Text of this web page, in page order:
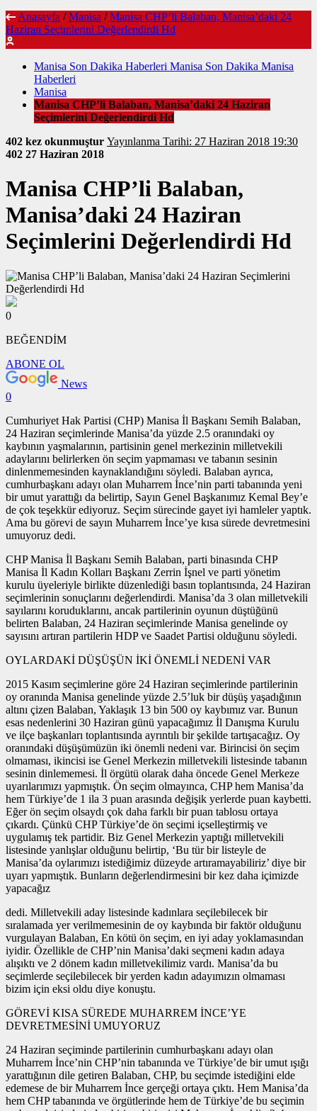
Anasayfa / Manisa / Manisa CHP’li Balaban, Manisa’daki 24
Haziran Seçimlerini Değerlendirdi Hd
Manisa Son Dakika Haberleri Manisa Son Dakika Manisa
Haberleri
Manisa
Manisa CHP’li Balaban, Manisa’daki 24 Haziran
Seçimlerini Değerlendirdi Hd
402 kez okunmuştur Yayınlanma Tarihi: 27 Haziran 2018 19:30
402 27 Haziran 2018
Manisa CHP’li Balaban,
Manisa’daki 24 Haziran
Seçimlerini Değerlendirdi Hd
0
BEĞENDİM
ABONE OL
News
0
Cumhuriyet Hak Partisi (CHP) Manisa İl Başkanı Semih Balaban,
24 Haziran seçimlerinde Manisa’da yüzde 2.5 oranındaki oy
kaybının yaşmalarının, partisinin genel merkezinin milletvekili
adaylarını belirlerken ön seçim yapmaması ve tabanın sesinin
dinlenmemesinden kaynaklandığını söyledi. Balaban ayrıca,
cumhurbaşkanı adayı olan Muharrem İnce’nin parti tabanında yeni
bir umut yarattığı da belirtip, Sayın Genel Başkanımız Kemal Bey’e
de çok teşekkür ediyoruz. Seçim sürecinde gayet iyi hamleler yaptık.
Ama bu görevi de sayın Muharrem İnce’ye kısa sürede devretmesini
umuyoruz dedi.
CHP Manisa İl Başkanı Semih Balaban, parti binasında CHP
Manisa İl Kadın Kolları Başkanı Zerrin İşnel ve parti yönetim
kurulu üyeleriyle birlikte düzenlediği basın toplantısında, 24 Haziran
seçimlerinin sonuçlarını değerlendirdi. Manisa’da 3 olan milletvekili
sayılarını koruduklarını, ancak partilerinin oyunun düştüğünü
belirten Balaban, 24 Haziran seçimlerinde Manisa genelinde oy
sayısını artıran partilerin HDP ve Saadet Partisi olduğunu söyledi.
OYLARDAKİ DÜŞÜŞÜN İKİ ÖNEMLİ NEDENİ VAR
2015 Kasım seçimlerine göre 24 Haziran seçimlerinde partilerinin
oy oranında Manisa genelinde yüzde 2.5’luk bir düşüş yaşadığının
altını çizen Balaban, Yaklaşık 13 bin 500 oy kaybımız var. Bunun
esas nedenlerini 30 Haziran günü yapacağımız İl Danışma Kurulu
ve ilçe başkanları toplantısında ayrıntılı bir şekilde tartışacağız. Oy
oranındaki düşüşümüzün iki önemli nedeni var. Birincisi ön seçim
olmaması, ikincisi ise Genel Merkezin milletvekili listesinde tabanın
sesinin dinlememesi. İl örgütü olarak daha öncede Genel Merkeze
uyarılarımızı yapmıştık. Ön seçim olmayınca, CHP hem Manisa’da
hem Türkiye’de 1 ila 3 puan arasında değişik yerlerde puan kaybetti.
Eğer ön seçim olsaydı çok daha farklı bir puan tablosu ortaya
çıkardı. Çünkü CHP Türkiye’de ön seçimi içselleştirmiş ve
uygulamış tek partidir. Biz Genel Merkezin yaptığı milletvekili
listesinde yanlışlar olduğunu belirtip, ‘Bu tür bir listeyle de
Manisa’da oylarımızı istediğimiz düzeyde artıramayabiliriz’ diye bir
uyarı yapmıştık. Bunların değerlendirmesini bir kez daha içimizde
yapacağız
dedi. Milletvekili aday listesinde kadınlara seçilebilecek bir
sıralamada yer verilmemesinin de oy kaybında bir faktör olduğunu
vurgulayan Balaban, En kötü ön seçim, en iyi aday yoklamasından
iyidir. Özellikle de CHP’nin Manisa’daki seçmeni kadın adaya
alışıktı ve 2 dönem kadın milletvekilimiz vardı. Manisa’da bu
seçimlerde seçilebilecek bir yerden kadın adayımızın olmaması
bizim için eksi oldu diye konuştu.
GÖREVİ KISA SÜREDE MUHARREM İNCE’YE
DEVRETMESİNİ UMUYORUZ
24 Haziran seçiminde partilerinin cumhurbaşkanı adayı olan
Muharrem İnce’nin CHP’nin tabanında ve Türkiye’de bir umut ışığı
yarattığının dile getiren Balaban, CHP, bu seçimde istediğini elde
edemese de bir Muharrem İnce gerçeği ortaya çıktı. Hem Manisa’da
hem CHP tabanında ve örgütlerinde hem de Türkiye’de bu seçimin